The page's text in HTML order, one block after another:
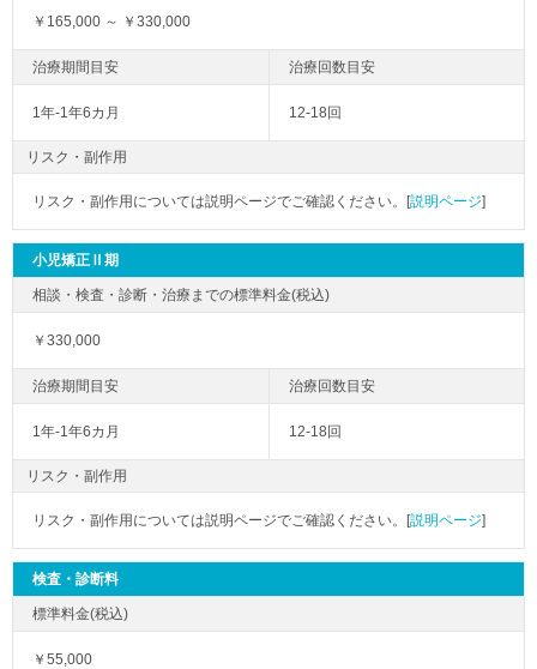
￥165,000 ～ ￥330,000
1年-1年6カ月 12-18回
リスク・副作用
リスク・副作用については説明ページでご確認ください。[説明ページ]
小児矯正Ⅱ期
￥330,000
1年-1年6カ月 12-18回
リスク・副作用
リスク・副作用については説明ページでご確認ください。[説明ページ]
検査・診断料
￥55,000